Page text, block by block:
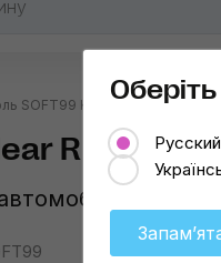
SOFT99 Kizz Clear R Dark
R DarkРусский